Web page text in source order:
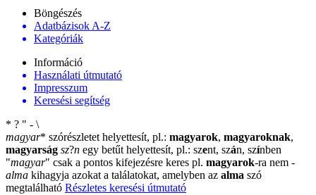
Böngészés
Adatbázisok A-Z
Kategóriák
Információ
Használati útmutató
Impresszum
Keresési segítség
* ? " - \
magyar* szórészletet helyettesít, pl.: magyarok, magyaroknak,
magyarság sz?n egy betűt helyettesít, pl.: szent, szán, színben
"magyar" csak a pontos kifejezésre keres pl. magyarok-ra nem -
alma kihagyja azokat a találatokat, amelyben az alma szó
megtalálható Részletes keresési útmutató